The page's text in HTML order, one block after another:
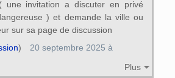
une invitation a discuter en privé
) et demande la ville ou
sur sa page de discussion
Plus
)
20 septembre 2025 à